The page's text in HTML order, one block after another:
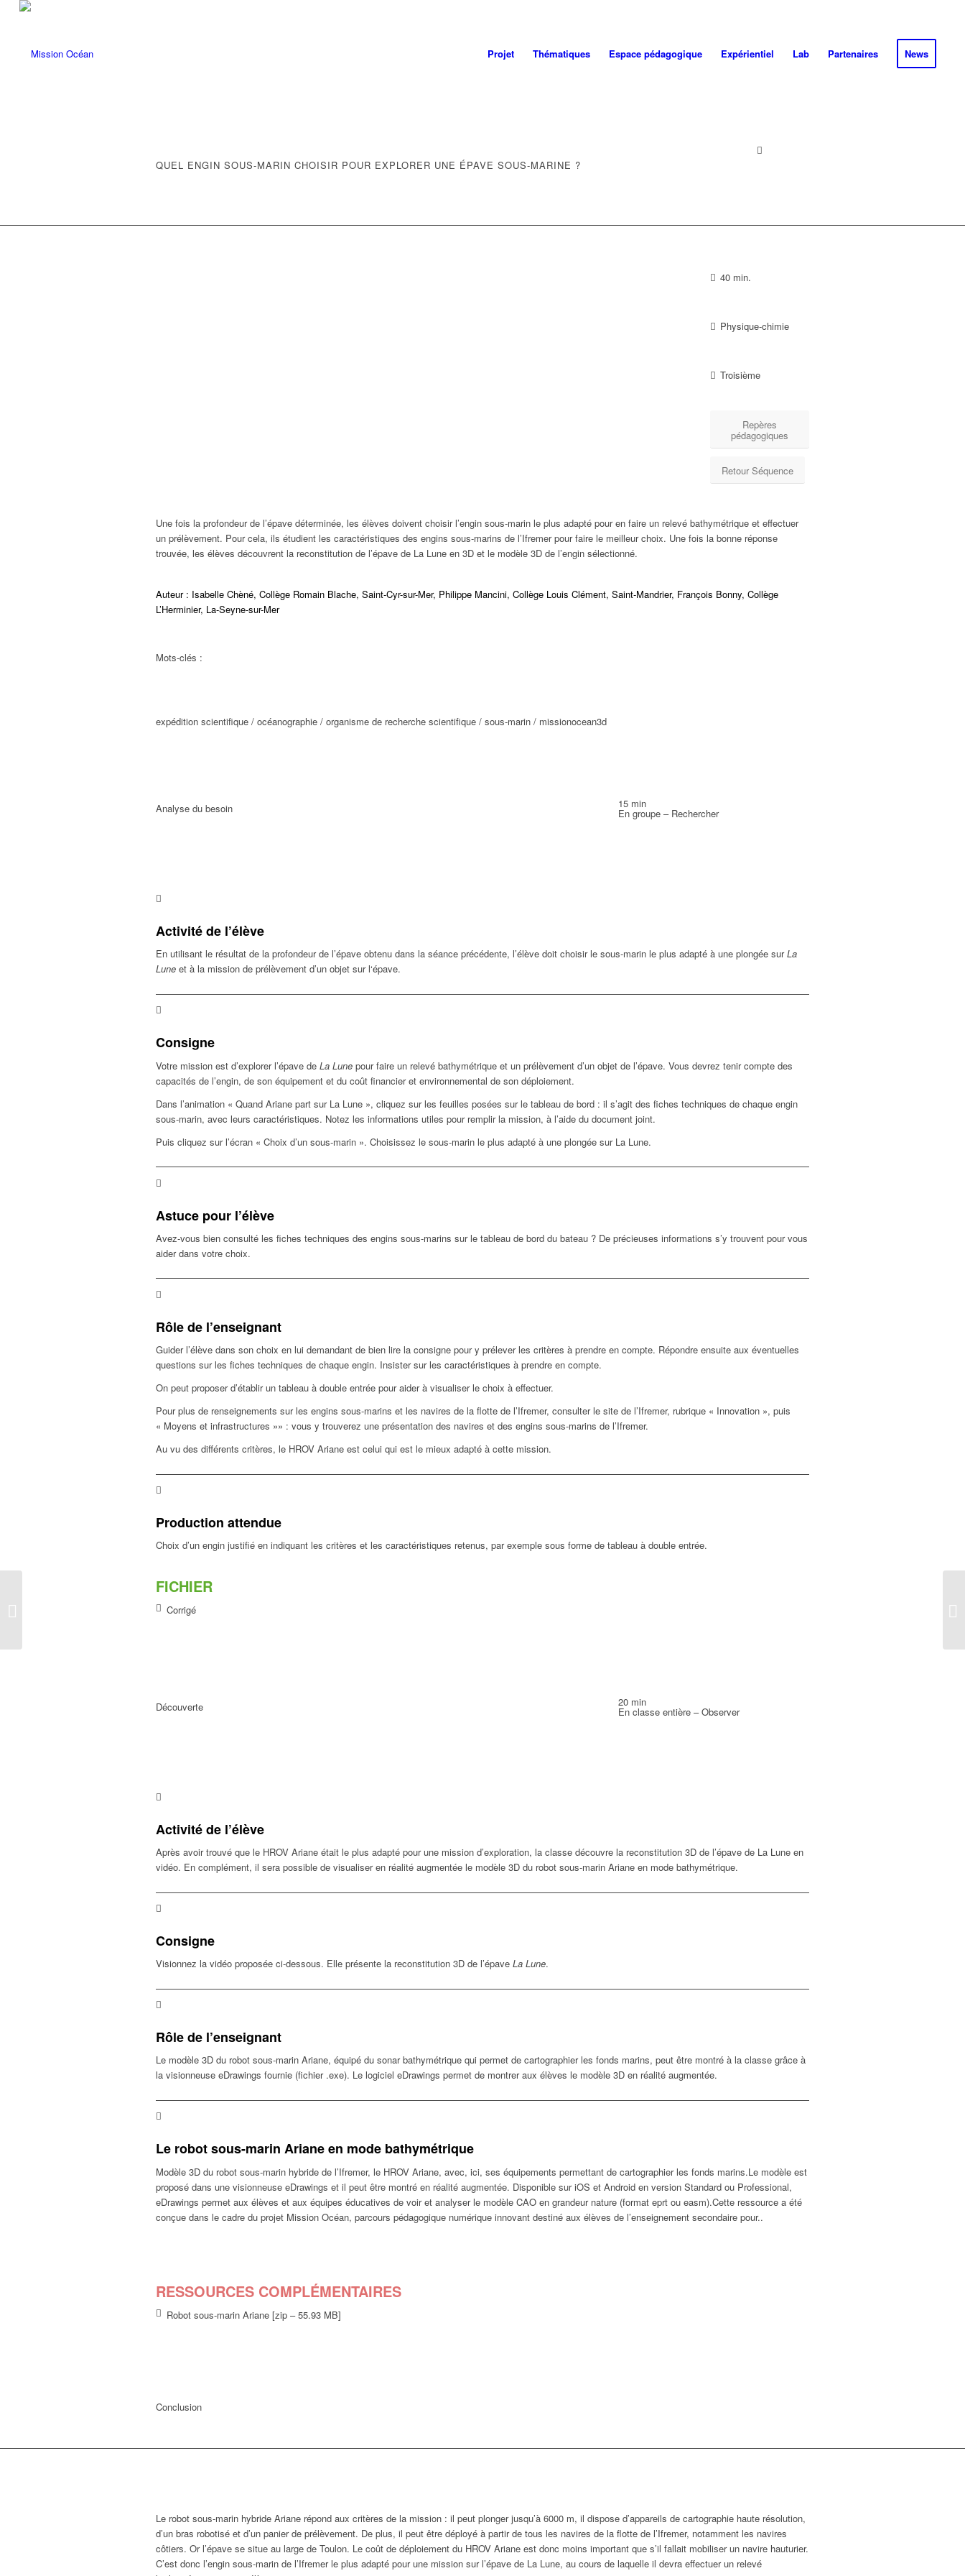
Projet Thématiques Espace pédagogique Expérientiel Lab Partenaires News
QUEL ENGIN SOUS-MARIN CHOISIR POUR EXPLORER UNE ÉPAVE SOUS-MARINE ?
40 min.
Physique-chimie
Troisième
Repères
pédagogiques
Retour Séquence
Une fois la profondeur de l’épave déterminée, les élèves doivent choisir l’engin sous-marin le plus adapté pour en faire un relevé bathymétrique et effectuer
un prélèvement. Pour cela, ils étudient les caractéristiques des engins sous-marins de l’Ifremer pour faire le meilleur choix. Une fois la bonne réponse
trouvée, les élèves découvrent la reconstitution de l’épave de La Lune en 3D et le modèle 3D de l’engin sélectionné.
Auteur : Isabelle Chèné, Collège Romain Blache, Saint-Cyr-sur-Mer, Philippe Mancini, Collège Louis Clément, Saint-Mandrier, François Bonny, Collège
L’Herminier, La-Seyne-sur-Mer
Mots-clés :
expédition scientifique / océanographie / organisme de recherche scientifique / sous-marin / missionocean3d
Analyse du besoin 15 min
En groupe – Rechercher
Activité de l’élève
En utilisant le résultat de la profondeur de l’épave obtenu dans la séance précédente, l’élève doit choisir le sous-marin le plus adapté à une plongée surLa
Lune et à la mission de prélèvement d’un objet sur l‘épave.
Consigne
Votre mission est d’explorer l’épave de La Lune pour faire un relevé bathymétrique et un prélèvement d’un objet de l’épave. Vous devrez tenir compte des
capacités de l’engin, de son équipement et du coût financier et environnemental de son déploiement.
Dans l’animation « Quand Ariane part sur La Lune », cliquez sur les feuilles posées sur le tableau de bord : il s’agit des fiches techniques de chaque engin
sous-marin, avec leurs caractéristiques. Notez les informations utiles pour remplir la mission, à l’aide du document joint.
Puis cliquez sur l’écran « Choix d’un sous-marin ». Choisissez le sous-marin le plus adapté à une plongée sur La Lune.
Astuce pour l’élève
Avez-vous bien consulté les fiches techniques des engins sous-marins sur le tableau de bord du bateau ? De précieuses informations s’y trouvent pour vous
aider dans votre choix.
Rôle de l’enseignant
Guider l’élève dans son choix en lui demandant de bien lire la consigne pour y prélever les critères à prendre en compte. Répondre ensuite aux éventuelles
questions sur les fiches techniques de chaque engin. Insister sur les caractéristiques à prendre en compte.
On peut proposer d’établir un tableau à double entrée pour aider à visualiser le choix à effectuer.
Pour plus de renseignements sur les engins sous-marins et les navires de la flotte de l’Ifremer, consulter le site de l’Ifremer, rubrique « Innovation », puis
« Moyens et infrastructures »» : vous y trouverez une présentation des navires et des engins sous-marins de l’Ifremer.
Au vu des différents critères, le HROV Ariane est celui qui est le mieux adapté à cette mission.
Production attendue
Choix d’un engin justifié en indiquant les critères et les caractéristiques retenus, par exemple sous forme de tableau à double entrée.
FICHIER
Corrigé
Découverte 20 min
En classe entière – Observer
Activité de l’élève
Après avoir trouvé que le HROV Ariane était le plus adapté pour une mission d’exploration, la classe découvre la reconstitution 3D de l’épave de La Lune en
vidéo. En complément, il sera possible de visualiser en réalité augmentée le modèle 3D du robot sous-marin Ariane en mode bathymétrique.
Consigne
Visionnez la vidéo proposée ci-dessous. Elle présente la reconstitution 3D de l’épave La Lune.
Rôle de l’enseignant
Le modèle 3D du robot sous-marin Ariane, équipé du sonar bathymétrique qui permet de cartographier les fonds marins, peut être montré à la classe grâce à
la visionneuse eDrawings fournie (fichier .exe). Le logiciel eDrawings permet de montrer aux élèves le modèle 3D en réalité augmentée.
Le robot sous-marin Ariane en mode bathymétrique
Modèle 3D du robot sous-marin hybride de l’Ifremer, le HROV Ariane, avec, ici, ses équipements permettant de cartographier les fonds marins.Le modèle est
proposé dans une visionneuse eDrawings et il peut être montré en réalité augmentée. Disponible sur iOS et Android en version Standard ou Professional,
eDrawings permet aux élèves et aux équipes éducatives de voir et analyser le modèle CAO en grandeur nature (format eprt ou easm).Cette ressource a été
conçue dans le cadre du projet Mission Océan, parcours pédagogique numérique innovant destiné aux élèves de l’enseignement secondaire pour..
RESSOURCES COMPLÉMENTAIRES
Robot sous-marin Ariane [zip – 55.93 MB]
Conclusion
Le robot sous-marin hybride Ariane répond aux critères de la mission : il peut plonger jusqu’à 6000 m, il dispose d’appareils de cartographie haute résolution,
d’un bras robotisé et d’un panier de prélèvement. De plus, il peut être déployé à partir de tous les navires de la flotte de l’Ifremer, notamment les navires
côtiers. Or l’épave se situe au large de Toulon. Le coût de déploiement du HROV Ariane est donc moins important que s’il fallait mobiliser un navire hauturier.
C’est donc l’engin sous-marin de l’Ifremer le plus adapté pour une mission sur l’épave de La Lune, au cours de laquelle il devra effectuer un relevé